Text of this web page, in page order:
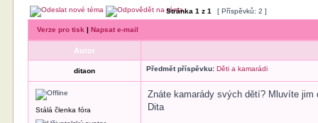
Stránka1 z1 [ Příspěvků: 2 ]
Verze pro tisk |Napsat e-mail
Autor
ditaon Předmět příspěvku: Děti a kamarádi
Stálá členka fóra
Znáte kamarády svých dětí? Mluvíte jim
Dita